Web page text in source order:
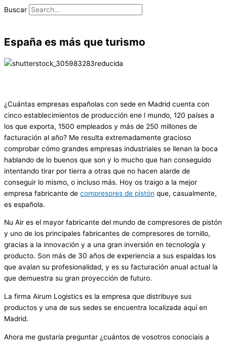
Buscar
España es más que turismo
¿Cuántas empresas españolas con sede en Madrid cuenta con
cinco establecimientos de producción ene l mundo, 120 países a
los que exporta, 1500 empleados y más de 250 millones de
facturación al año? Me resulta extremadamente gracioso
comprobar cómo grandes empresas industriales se llenan la boca
hablando de lo buenos que son y lo mucho que han conseguido
intentando tirar por tierra a otras que no hacen alarde de
conseguir lo mismo, o incluso más. Hoy os traigo a la mejor
empresa fabricante de compresores de pistón que, casualmente,
es española.
Nu Air es el mayor fabricante del mundo de compresores de pistón
y uno de los principales fabricantes de compresores de tornillo,
gracias a la innovación y a una gran inversión en tecnología y
producto. Son más de 30 años de experiencia a sus espaldas los
que avalan su profesionalidad, y es su facturación anual actual la
que demuestra su gran proyección de futuro.
La firma Airum Logistics es la empresa que distribuye sus
productos y una de sus sedes se encuentra localizada aquí en
Madrid.
Ahora me gustaría preguntar ¿cuántos de vosotros conocíais a